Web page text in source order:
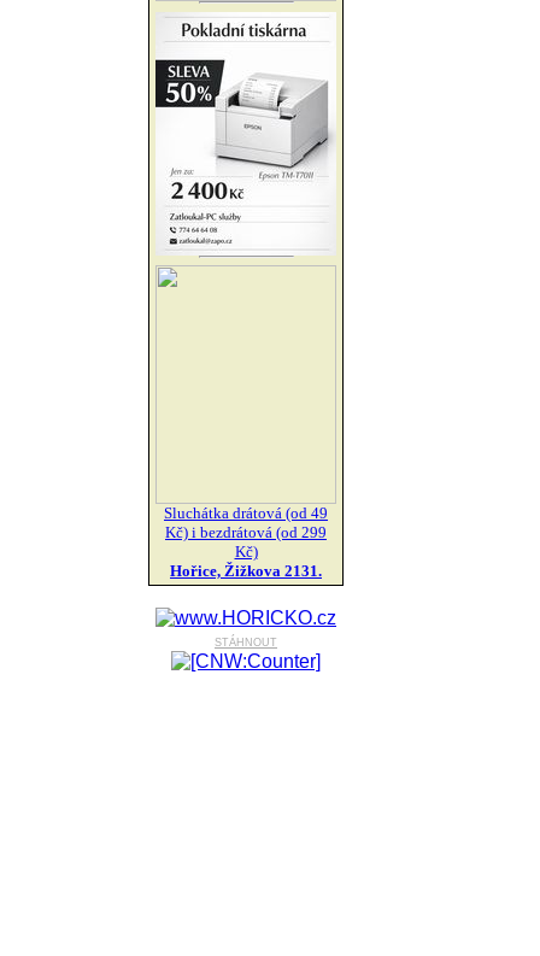
Sluchátka drátová (od 49
Kč) i bezdrátová (od 299
Kč)
Hořice, Žižkova 2131.
stáhnout